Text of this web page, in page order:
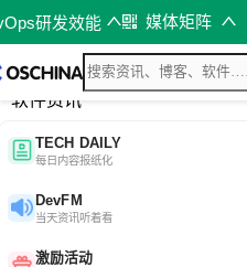
研发效能 媒体矩阵
综合
开源资讯
软件资讯
TECH DAILY
每日内容报纸化
DevFM
当天资讯听着看
激励活动